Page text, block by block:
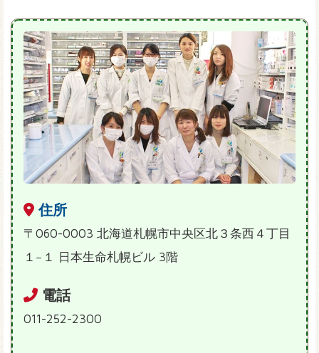
住所
〒060-0003 北海道札幌市中央区北３条西４丁目
１−１ 日本生命札幌ビル 3階
電話
011-252-2300